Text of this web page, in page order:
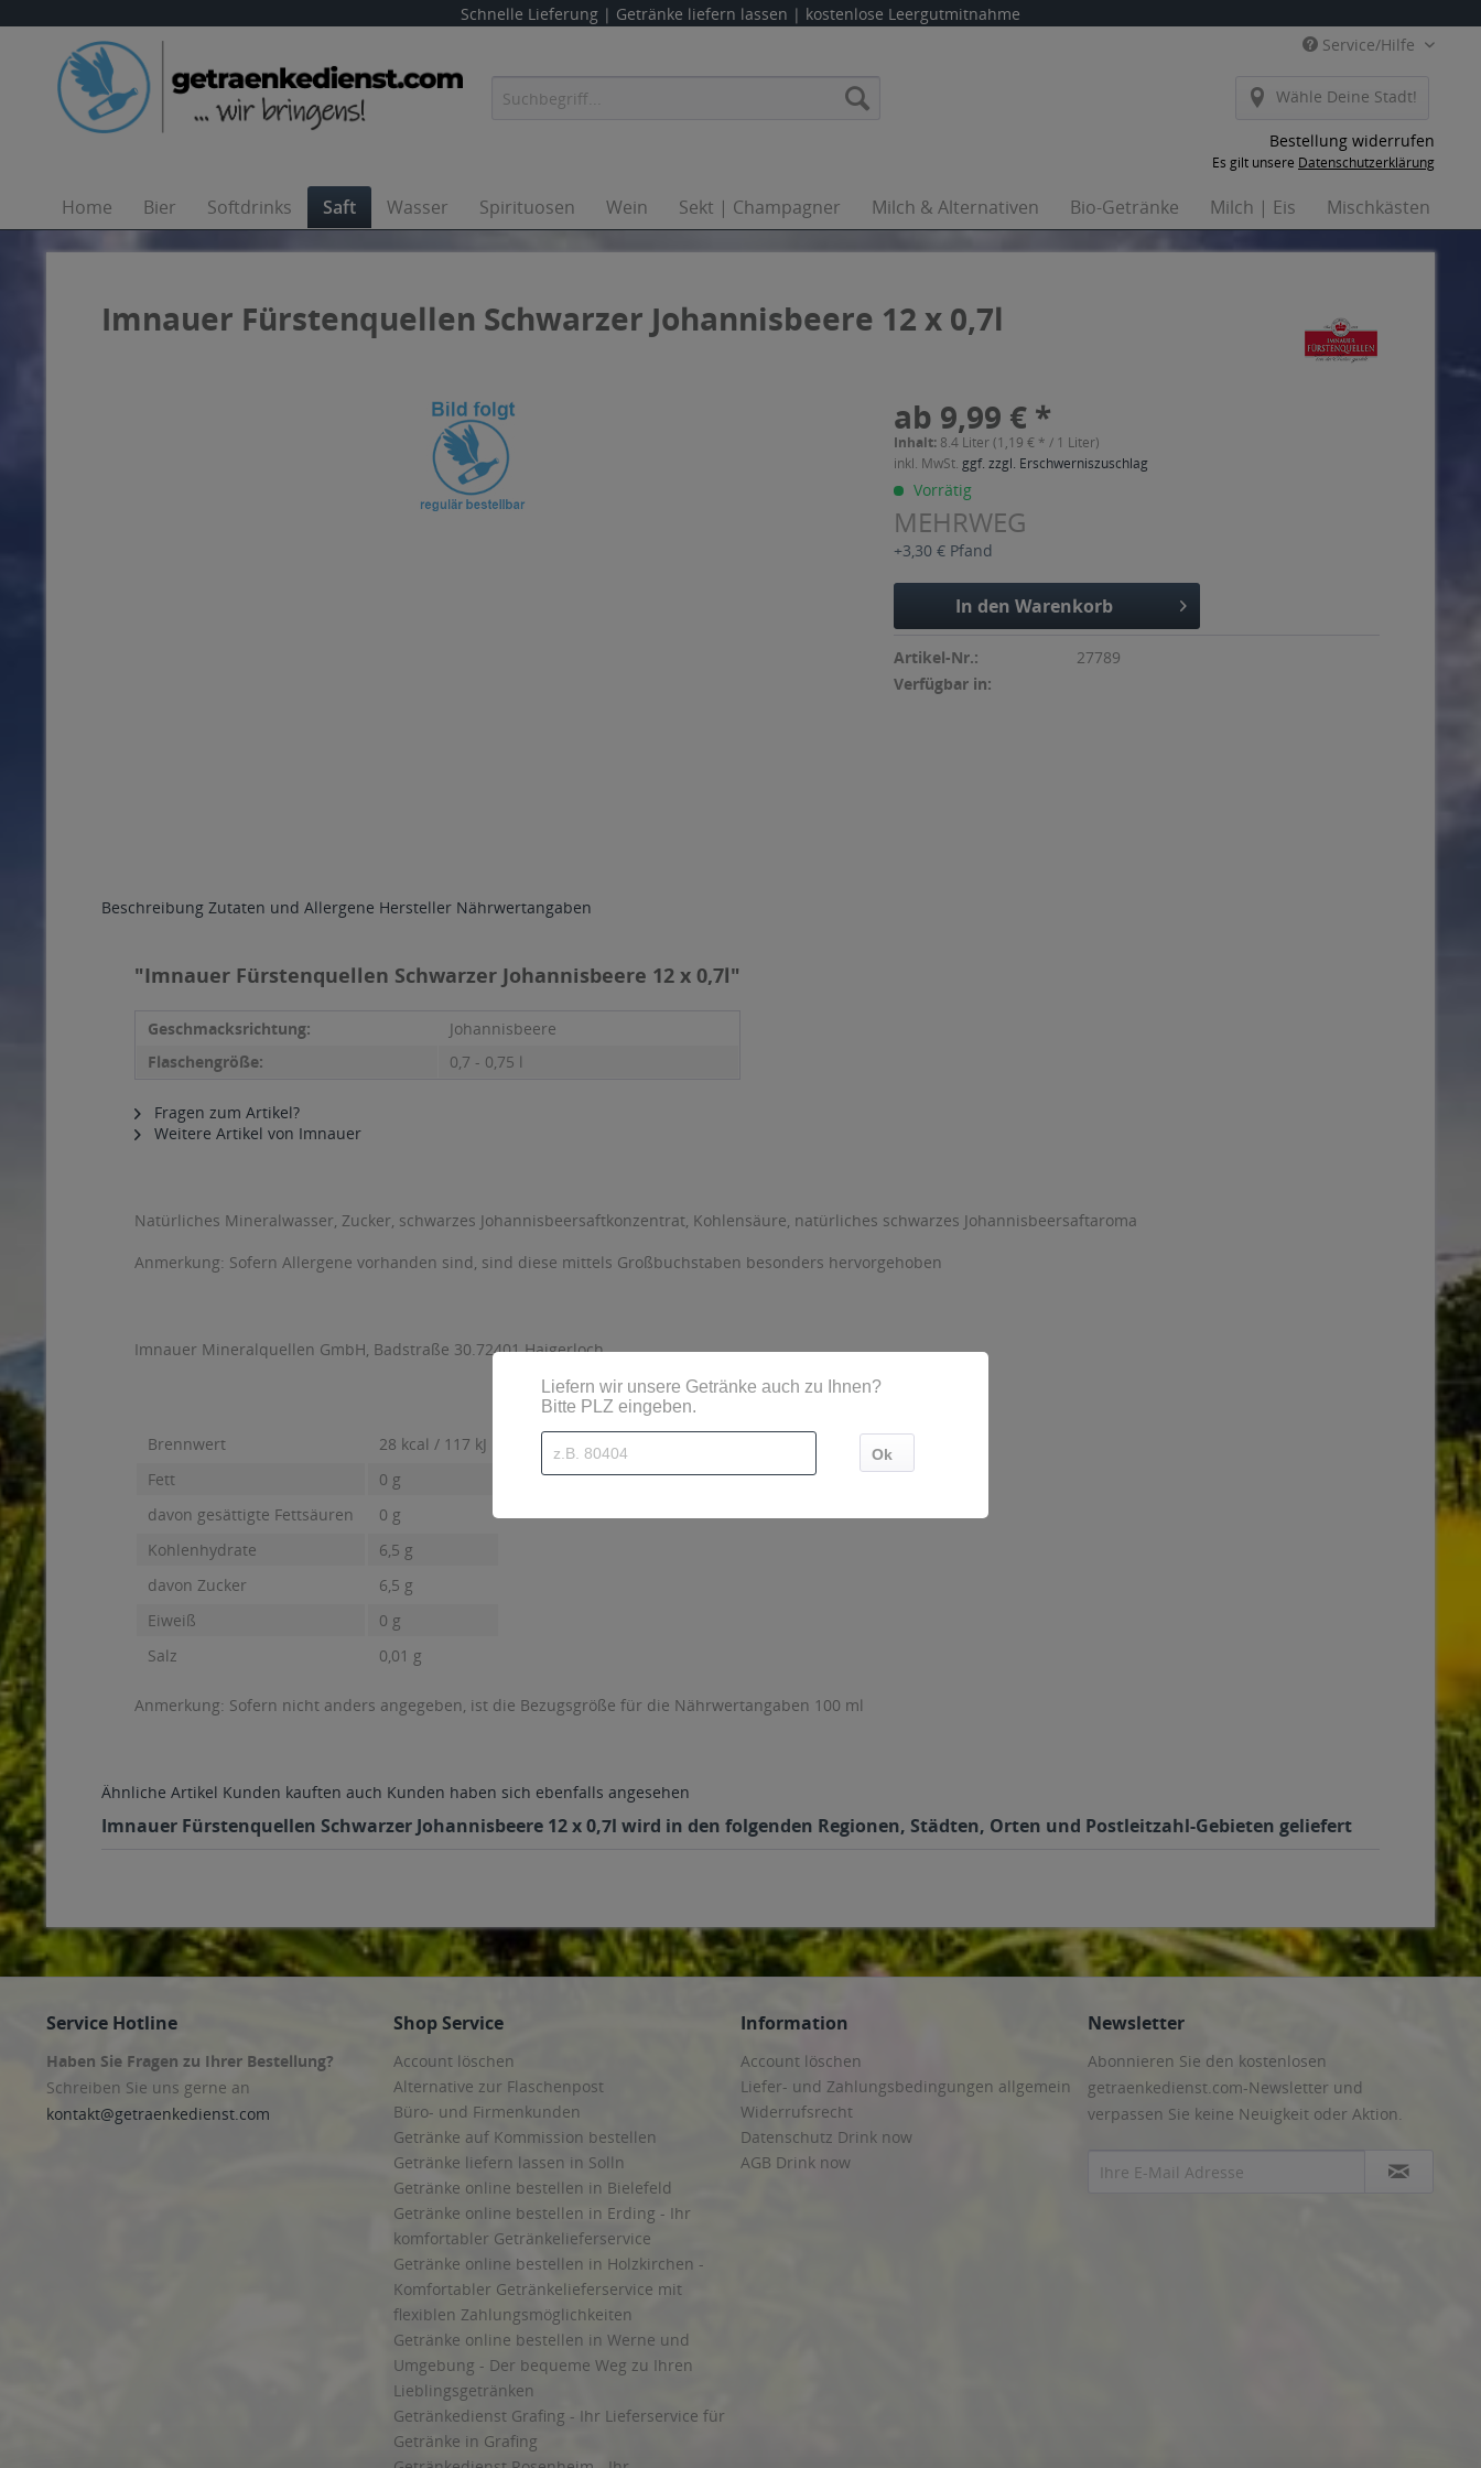
Schnelle Lieferung | Getränke liefern lassen | kostenlose Leergutmitnahme
Service/Hilfe
Wähle Deine Stadt!
Bestellung widerrufen
Es gilt unsere Datenschutzerklärung
Home Bier Softdrinks Saft Wasser Spirituosen Wein Sekt | Champagner Milch & Alternativen Bio-Getränke Milch | Eis Mischkästen
Imnauer Fürstenquellen Schwarzer Johannisbeere 12 x 0,7l
ab 9,99 € *
Inhalt: 8.4 Liter (1,19 € * / 1 Liter)
inkl. MwSt. ggf. zzgl. Erschwerniszuschlag
Vorrätig
MEHRWEG
+3,30 € Pfand
In den Warenkorb
Artikel-Nr.:
27789
Verfügbar in:
Beschreibung Zutaten und Allergene Hersteller Nährwertangaben
"Imnauer Fürstenquellen Schwarzer Johannisbeere 12 x 0,7l"
Geschmacksrichtung:
Johannisbeere
Flaschengröße:
0,7 - 0,75 l
Fragen zum Artikel?
Weitere Artikel von Imnauer
Natürliches Mineralwasser, Zucker, schwarzes Johannisbeersaftkonzentrat, Kohlensäure, natürliches schwarzes Johannisbeersaftaroma
Anmerkung: Sofern Allergene vorhanden sind, sind diese mittels Großbuchstaben besonders hervorgehoben
Imnauer Mineralquellen GmbH, Badstraße 30.72401 Haigerloch
Brennwert
28 kcal / 117 kJ
Fett
0 g
davon gesättigte Fettsäuren
0 g
Kohlenhydrate
6,5 g
davon Zucker
6,5 g
Eiweiß
0 g
Salz
0,01 g
Anmerkung: Sofern nicht anders angegeben, ist die Bezugsgröße für die Nährwertangaben 100 ml
Ähnliche Artikel Kunden kauften auch Kunden haben sich ebenfalls angesehen
Imnauer Fürstenquellen Schwarzer Johannisbeere 12 x 0,7l wird in den folgenden Regionen, Städten, Orten und Postleitzahl-Gebieten geliefert
Service Hotline
Haben Sie Fragen zu Ihrer Bestellung?
Schreiben Sie uns gerne an
kontakt@getraenkedienst.com
Shop Service
Account löschen
Alternative zur Flaschenpost
Büro- und Firmenkunden
Getränke auf Kommission bestellen
Getränke liefern lassen in Solln
Getränke online bestellen in Bielefeld
Getränke online bestellen in Erding - Ihr
komfortabler Getränkelieferservice
Getränke online bestellen in Holzkirchen -
Komfortabler Getränkelieferservice mit
flexiblen Zahlungsmöglichkeiten
Getränke online bestellen in Werne und
Umgebung - Der bequeme Weg zu Ihren
Lieblingsgetränken
Getränkedienst Grafing - Ihr Lieferservice für
Getränke in Grafing
Information
Account löschen
Liefer- und Zahlungsbedingungen allgemein
Widerrufsrecht
Datenschutz Drink now
AGB Drink now
Newsletter
Abonnieren Sie den kostenlosen
getraenkedienst.com-Newsletter und
verpassen Sie keine Neuigkeit oder Aktion.